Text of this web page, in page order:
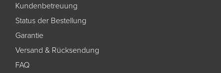
Kundenbetreuung
Status der Bestellung
Garantie
Versand & Rücksendung
FAQ